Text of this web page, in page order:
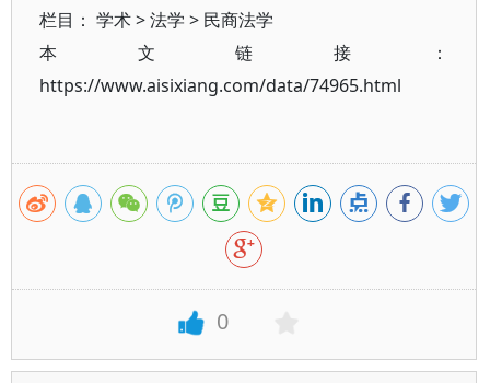
栏目： 学术>法学 > 民商法学
本文链接：
https://www.aisixiang.com/data/74965.html
0